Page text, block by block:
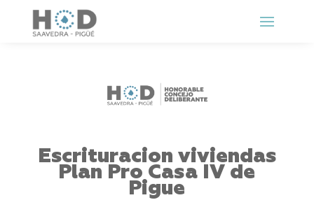
Escrituracion viviendas
Plan Pro Casa IV de
Pigue